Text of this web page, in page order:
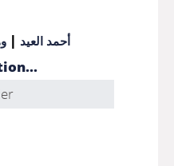
أحمد العيد |